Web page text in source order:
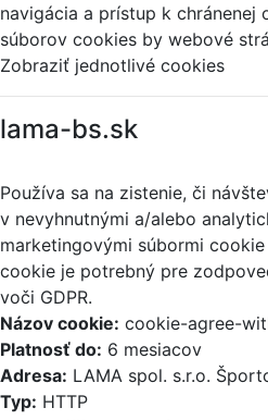
navigácia a prístup k chránenej
súborov cookies by webové
Zobraziť jednotlivé cookies
lama-bs.sk
Používa sa na zistenie, či
v nevyhnutnými a/alebo
marketingovými súbormi
cookie je potrebný pre
voči GDPR.
Názov cookie: cookie-agree-
Platnosť do: 6 mesiacov
Adresa: LAMA spol. s.r.o.
Typ: HTTP